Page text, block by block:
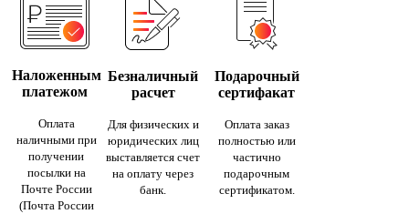
Наложенным
платежом
Оплата
наличными при
получении
посылки на
Почте России
(Почта России
Безналичный
расчет
Для физических и
юридических лиц
выставляется счет
на оплату через
банк.
Подарочный
сертифакат
Оплата заказ
полностью или
частично
подарочным
сертификатом.